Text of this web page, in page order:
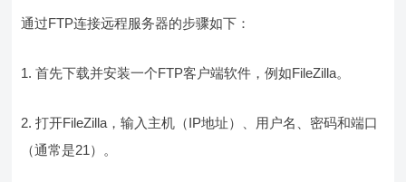
通过FTP连接远程服务器的步骤如下：
1. 首先下载并安装一个FTP客户端软件，例如FileZilla。
2. 打开FileZilla，输入主机（IP地址）、用户名、密码和端口
（通常是21）。